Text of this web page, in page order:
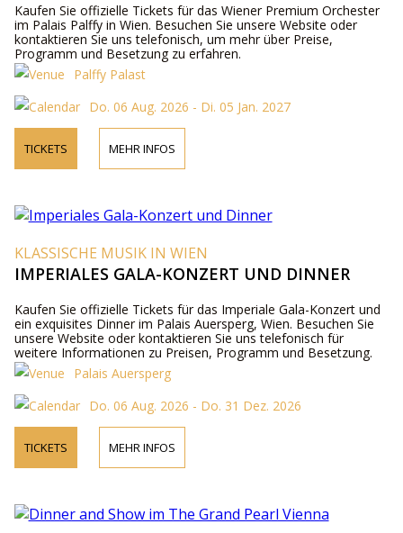
Kaufen Sie offizielle Tickets für das Wiener Premium Orchester
im Palais Palffy in Wien. Besuchen Sie unsere Website oder
kontaktieren Sie uns telefonisch, um mehr über Preise,
Programm und Besetzung zu erfahren.
Palffy Palast
Do. 06 Aug. 2026 - Di. 05 Jan. 2027
TICKETS MEHR INFOS
KLASSISCHE MUSIK IN WIEN
IMPERIALES GALA-KONZERT UND DINNER
Kaufen Sie offizielle Tickets für das Imperiale Gala-Konzert und
ein exquisites Dinner im Palais Auersperg, Wien. Besuchen Sie
unsere Website oder kontaktieren Sie uns telefonisch für
weitere Informationen zu Preisen, Programm und Besetzung.
Palais Auersperg
Do. 06 Aug. 2026 - Do. 31 Dez. 2026
TICKETS MEHR INFOS